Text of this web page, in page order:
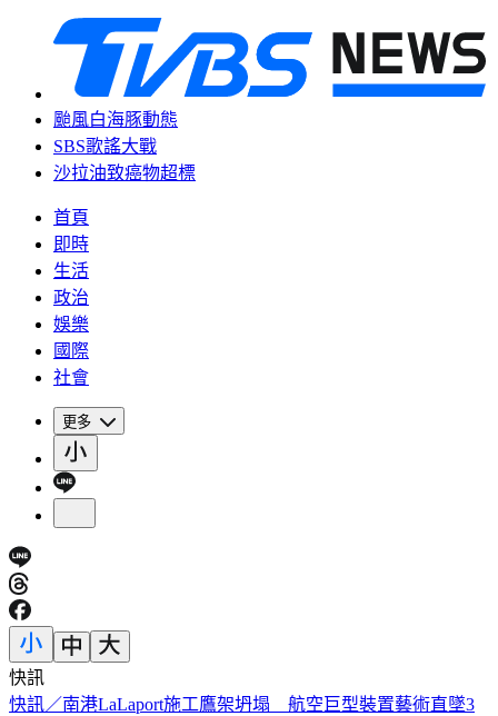
颱風白海豚動態
SBS歌謠大戰
沙拉油致癌物超標
首頁
即時
生活
政治
娛樂
國際
社會
更多
快訊
國家警報大響！下午2:30收「網路降速演習預告」